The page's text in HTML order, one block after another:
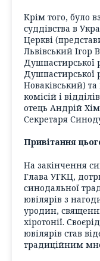
Крім того, було
суддівства в
Церкві
Львівський Ігор
Душпастирської
Новаківський) та
комісій і
отець Андрій
Секретаря
Привітання
На закінчення
Глава УГКЦ,
синодальної
ювілярів з
уродин,
хіротонії.
ювілярів став
традиційним